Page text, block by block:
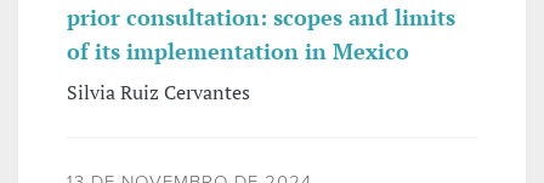
prior consultation: scopes and limits
of its implementation in Mexico
Silvia Ruiz Cervantes